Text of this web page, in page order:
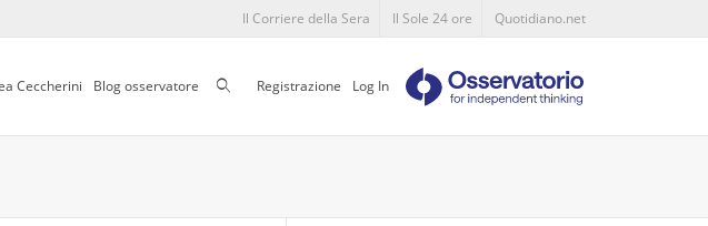
Il Corriere della Sera Il Sole 24 ore Quotidiano.net
Ceccherini Blog osservatore CercaRegistrazione Log In